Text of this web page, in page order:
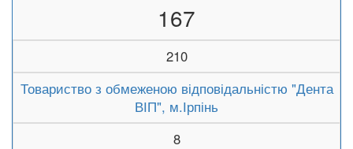
167
210
Товариство з обмеженою відповідальністю "Дента
ВІП", м.Ірпінь
8